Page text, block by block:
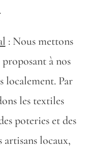
: Nous mettons
à nos
localement. Par
les textiles
poteries et des
artisans locaux,